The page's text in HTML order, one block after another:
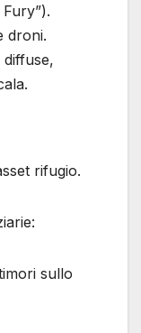
droni.
rifugio.
sullo